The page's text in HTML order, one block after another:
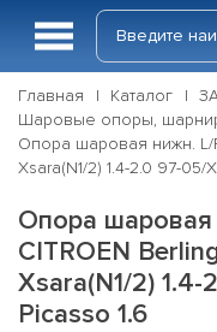
Главная Каталог
Шаровые опоры,
Опора шаровая нижн. L/
Xsara(N1/2) 1.4-2.0 97-05/
Опора шаровая
CITROEN
Xsara(N1/2)
Picasso 1.6